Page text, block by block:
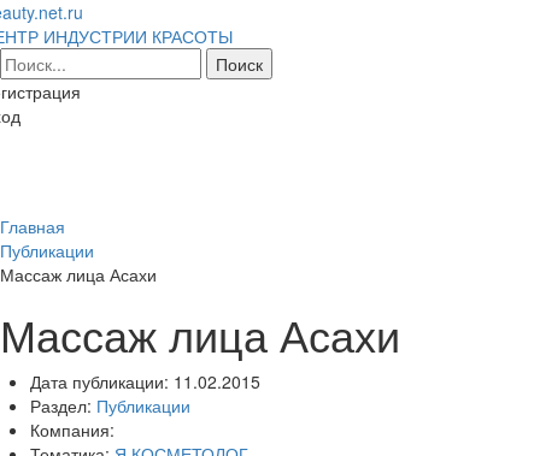
ИНДУСТРИИ КРАСОТЫ
Главная
Публикации
Массаж лица Асахи
Массаж лица Асахи
Дата публикации: 11.02.2015
Раздел: Публикации
Компания: